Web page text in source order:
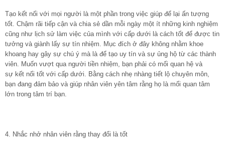
Tạo kết nối với mọi người là một phần trong việc giúp để lại ấn tượng
tốt. Chậm rãi tiếp cận và chia sẻ dần mỗi ngày một ít những kinh nghiệm
cũng như lịch sử làm việc của mình với cấp dưới là cách tốt để được tin
tưởng và giành lấy sự tín nhiệm. Mục đích ở đây không nhằm khoe
khoang hay gây sự chú ý mà là để tạo uy tín và sự ủng hộ từ các thành
viên. Muốn vượt qua người tiền nhiệm, bạn phải có mối quan hệ và
sự kết nối tốt với cấp dưới. Bằng cách nhẹ nhàng tiết lộ chuyên môn,
bạn đang đảm bảo và giúp nhân viên yên tâm rằng họ là mối quan tâm
lớn trong tâm trí bạn.
4. Nhắc nhở nhân viên rằng thay đổi là tốt